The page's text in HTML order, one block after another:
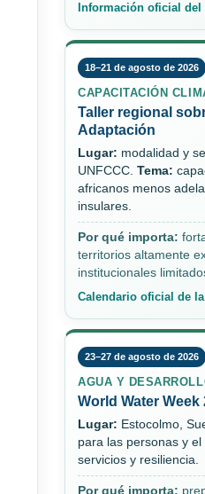
Información oficial
18–21 de agosto de 2026
CAPACITACIÓN
Taller regional
Adaptación
Lugar: modalidad y
UNFCCC. Tema:
africanos menos
insulares.
Por qué importa:
territorios altamente
institucionales
Calendario oficial de
23–27 de agosto de 2026
AGUA Y
World Water Week
Lugar: Estocolmo,
para las personas y
servicios y resiliencia.
Por qué importa: